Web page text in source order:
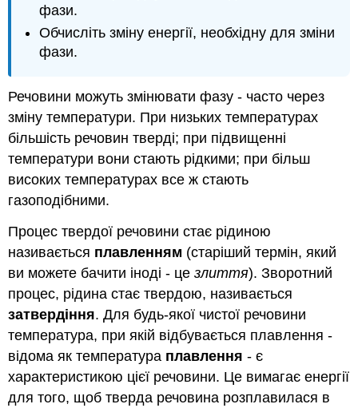
фази.
Обчисліть зміну енергії, необхідну для зміни
фази.
Речовини можуть змінювати фазу - часто через
зміну температури. При низьких температурах
більшість речовин тверді; при підвищенні
температури вони стають рідкими; при більш
високих температурах все ж стають
газоподібними.
Процес твердої речовини стає рідиною
називається плавленням (старіший термін, який
ви можете бачити іноді - цезлиття). Зворотний
процес, рідина стає твердою, називається
затвердіння. Для будь-якої чистої речовини
температура, при якій відбувається плавлення -
відома як температура плавлення - є
характеристикою цієї речовини. Це вимагає енергії
для того, щоб тверда речовина розплавилася в